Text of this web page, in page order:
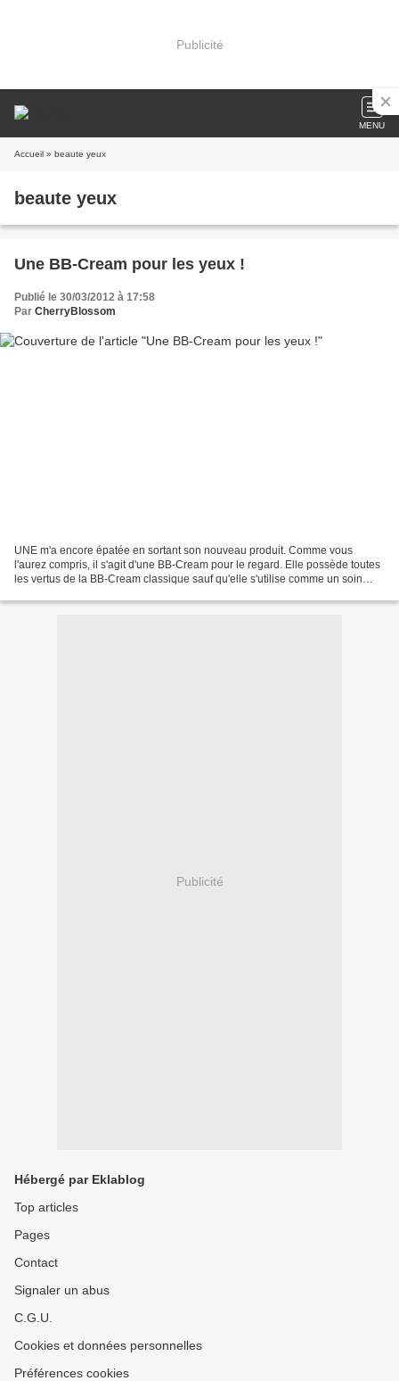
Publicité
MENU
Accueil » beaute yeux
beaute yeux
Une BB-Cream pour les yeux !
Publié le 30/03/2012 à 17:58
Par CherryBlossom
UNE m'a encore épatée en sortant son nouveau produit. Comme vous
l'aurez compris, il s'agit d'une BB-Cream pour le regard. Elle possède toutes
les vertus de la BB-Cream classique sauf qu'elle s'utilise comme un soin
Publicité
Hébergé par Eklablog
Top articles
Pages
Contact
Signaler un abus
C.G.U.
Cookies et données personnelles
Préférences cookies